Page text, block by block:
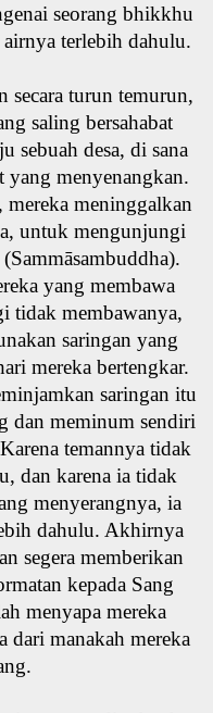
seorang bhikkhu
terlebih dahulu.
secara turun temurun,
saling bersahabat
sebuah desa, di sana
yang menyenangkan.
mereka meninggalkan
untuk mengunjungi
yang membawa
tidak membawanya,
saringan yang
mereka bertengkar.
saringan itu
dan meminum sendiri
temannya tidak
dan karena ia tidak
menyerangnya, ia
dahulu. Akhirnya
segera memberikan
kepada Sang
menyapa mereka
dari manakah mereka